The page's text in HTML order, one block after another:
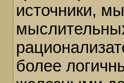
источники,
более